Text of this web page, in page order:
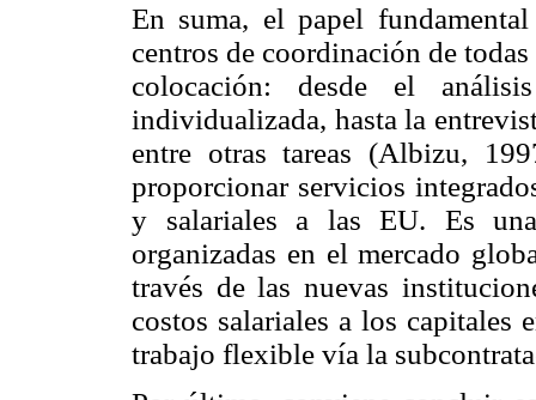
En suma, el papel
centros de coordinación de
colocación: desde el
individualizada, hasta la
entre otras tareas (Albizu,
proporcionar servicios
y salariales a las EU. Es
organizadas en el mercado
través de las nuevas
costos salariales a los capitales
trabajo flexible vía la